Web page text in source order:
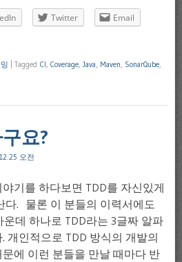
Twitter
Email
Tagged CI, Coverage, Java, Maven, SonarQube,
요?
오전
기를 하다보면 TDD를 자신있게
다. 물론 이 분들의 이력서에도
운데 하나로 TDD라는 3글짜 알파
개인적으로 TDD 방식의 개발의
에 이런 분들을 만날 때마다 반